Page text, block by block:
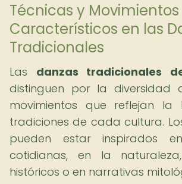
Técnicas y Movimientos
Característicos en las
Tradicionales
Las danzas tradicionales
distinguen por la diversidad
movimientos que reflejan la
tradiciones de cada cultura.
pueden estar inspirados
cotidianas, en la
históricos o en narrativas